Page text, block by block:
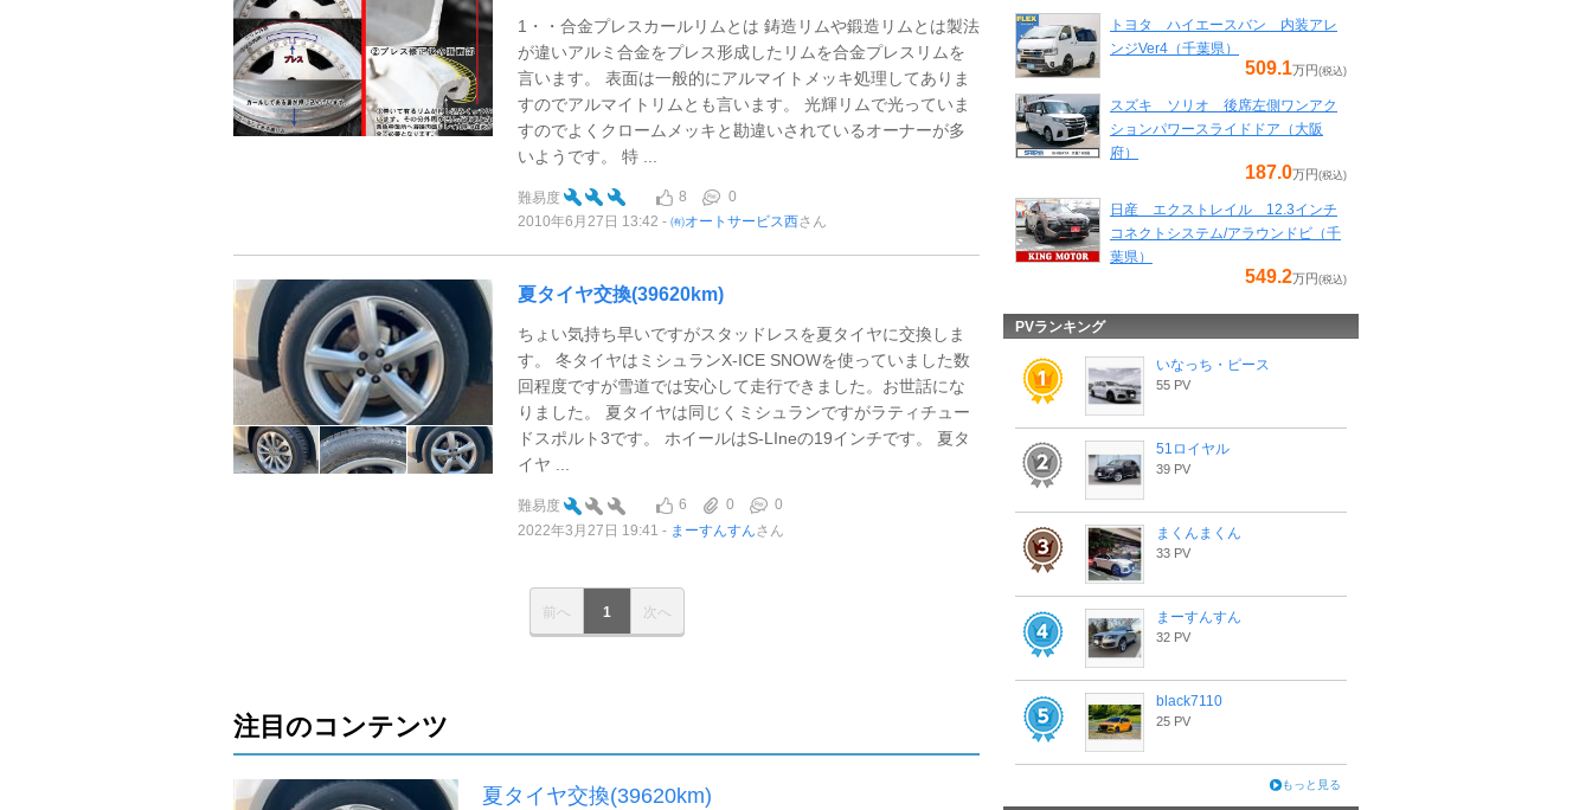
1・・合金プレスカールリムとは 鋳造リムや鍛造リムとは製法
が違いアルミ合金をプレス形成したリムを合金プレスリムを
言います。 表面は一般的にアルマイトメッキ処理してありま
すのでアルマイトリムとも言います。 光輝リムで光っていま
すのでよくクロームメッキと勘違いされているオーナーが多
いようです。 特 ...
難易度 8
0
2010年6月27日 13:42
㈲オートサービス西さん
夏タイヤ交換(39620km)
ちょい気持ち早いですがスタッドレスを夏タイヤに交換しま
す。 冬タイヤはミシュランX-ICE SNOWを使っていました数
回程度ですが雪道では安心して走行できました。お世話にな
りました。 夏タイヤは同じくミシュランですがラティチュー
ドスポルト3です。 ホイールはS-LIneの19インチです。 夏タ
イヤ ...
難易度 6 0
0
2022年3月27日 19:41
まーすんすんさん
前へ 1 次へ
注目のコンテンツ
夏タイヤ交換(39620km)
トヨタ ハイエースバン 内装アレ
ンジVer4（千葉県）
509.1万円 (税込)
スズキ ソリオ 後席左側ワンアク
ションパワースライドドア（大阪
府）
187.0万円 (税込)
日産 エクストレイル 12.3インチ
コネクトシステム/アラウンドビ（千
葉県）
549.2万円 (税込)
PVランキング
いなっち・ピース
55 PV
51ロイヤル
39 PV
まくんまくん
33 PV
まーすんすん
32 PV
black7110
25 PV
もっと見る